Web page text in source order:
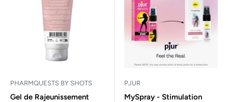
PHARMQUESTS BY SHOTS
Gel de Rajeunissement
PJUR
MySpray - Stimulation